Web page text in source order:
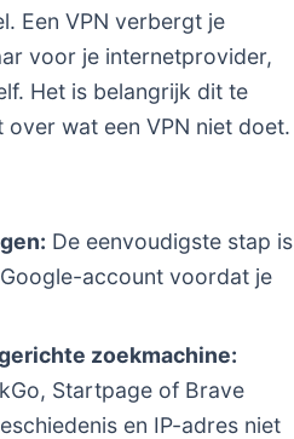
Een VPN verbergt je
voor je internetprovider,
Het is belangrijk dit te
wat een VPN niet doet.
De eenvoudigste stap is
account voordat je
zoekmachine:
Startpage of Brave
en IP-adres niet